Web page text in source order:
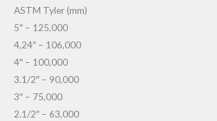
ASTM Tyler (mm)
5″ – 125,000
4,24″ – 106,000
4″ – 100,000
3.1/2″ – 90,000
3″ – 75,000
2.1/2″ – 63,000